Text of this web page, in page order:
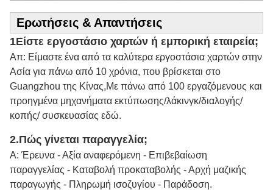
Ερωτήσεις & Απαντήσεις
1Είστε εργοστάσιο χαρτών ή εμπορική εταιρεία;
Απ: Είμαστε ένα από τα καλύτερα εργοστάσια χαρτών στην
Ασία για πάνω από 10 χρόνια, που βρίσκεται στο
Guangzhou της Κίνας,Με πάνω από 100 εργαζόμενους και
προηγμένα μηχανήματα εκτύπωσης/λάκινγκ/διαλογής/
κοπής/ συσκευασίας εδώ.
2.Πώς γίνεται παραγγελία;
Α: Έρευνα - Αξία αναφερόμενη - Επιβεβαίωση
παραγγελίας - Καταβολή προκαταβολής - Αρχή μαζικής
παραγωγής - Πληρωμή ισοζυγίου - Παράδοση.